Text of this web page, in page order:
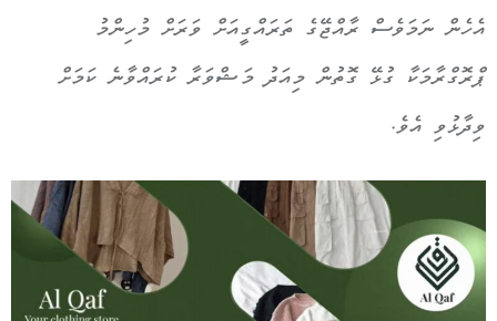
އެހެން ނަމަވެސް ރާއްޖޭގެ ތަރައްގީއަށް ވަރަށް މުހިންމު
ޕްރޮގްރާމަކާ ގުޅޭ ގޮތުން މިއަދު މަޝްވަރާ ކުރައްވާނެ ކަމަށް
ވިދާޅުވި އެވެ.